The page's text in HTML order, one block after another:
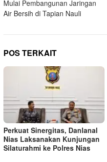
Mulai Pembangunan Jaringan
Air Bersih di Tapian Nauli
POS TERKAIT
Perkuat Sinergitas, Danlanal
Nias Laksanakan Kunjungan
Silaturahmi ke Polres Nias